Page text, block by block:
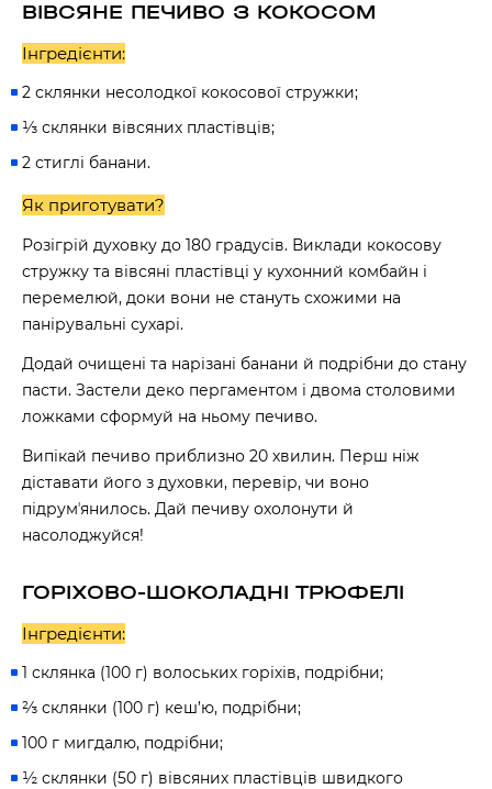
ВІВСЯНЕ ПЕЧИВО З КОКОСОМ
Інгредієнти:
2 склянки несолодкої кокосової стружки;
⅓ склянки вівсяних пластівців;
2 стиглі банани.
Як приготувати?
Розігрій духовку до 180 градусів. Виклади кокосову
стружку та вівсяні пластівці у кухонний комбайн і
перемелюй, доки вони не стануть схожими на
панірувальні сухарі.
Додай очищені та нарізані банани й подрібни до стану
пасти. Застели деко пергаментом і двома столовими
ложками сформуй на ньому печиво.
Випікай печиво приблизно 20 хвилин. Перш ніж
діставати його з духовки, перевір, чи воно
підрумʼянилось. Дай печиву охолонути й
насолоджуйся!
ГОРІХОВО-ШОКОЛАДНІ ТРЮФЕЛІ
Інгредієнти:
1 склянка (100 г) волоських горіхів, подрібни;
⅔ склянки (100 г) кеш’ю, подрібни;
100 г мигдалю, подрібни;
½ склянки (50 г) вівсяних пластівців швидкого